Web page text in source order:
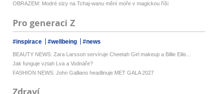
OBRAZEM: Modré slzy na Tchaj-wanu mění moře v magickou říši
Pro generaci Z
#inspirace #wellbeing #news
BEAUTY NEWS: Zara Larsson servíruje Cheetah Girl makeup a Billie Eilis...
Jak funguje vztah Lva a Vodnáře?
FASHION NEWS: John Galliano headlinuje MET GALA 2027